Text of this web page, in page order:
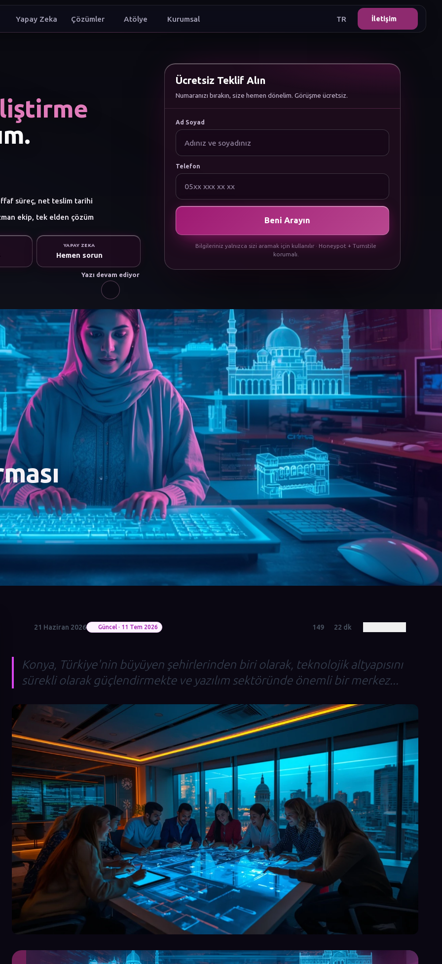
Yapay Zeka Çözümler Atölye İletişim
süreç, net teslim tarihi
ekip, tek elden çözüm
YAPAY ZEKA
Hemen sorun
Ücretsiz Teklif Alın
Numaranızı bırakın, size hemen dönelim. Görüşme ücretsiz.
Ad Soyad
Telefon
Beni Arayın
Bilgileriniz yalnızca sizi aramak için kullanılır · Honeypot + Turnstile
korumalı.
Yazı devam ediyor
21 Haziran 2026 Güncel · 11 Tem 2026 149 22 dk
Konya, Türkiye'nin büyüyen şehirlerinden biri olarak, teknolojik altyapısını
sürekli olarak güçlendirmekte ve yazılım sektöründe önemli bir merkez...